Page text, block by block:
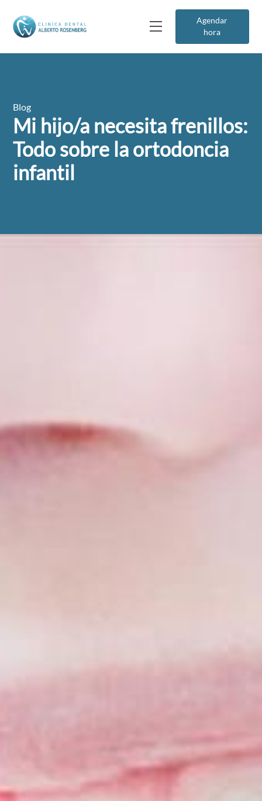
Agendar
hora
Blog
Mi hijo/a necesita frenillos:
Todo sobre la ortodoncia
infantil